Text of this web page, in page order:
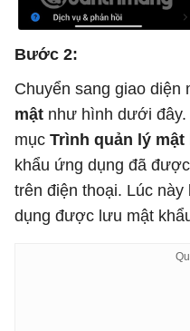
Bước 2:
Chuyển sang giao diện
mật như hình dưới
mục Trình quản lý mật
khẩu ứng dụng đã
trên điện thoại. Lúc
dụng được lưu mật